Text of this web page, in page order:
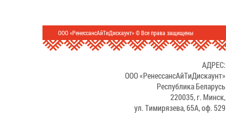
ООО «РенессансАйТиДискаунт» © Все права защищены
АДРЕС:
ООО «РенессансАйТиДискаунт»
Республика Беларусь
220035, г. Минск,
ул. Тимирязева, 65А, оф. 529